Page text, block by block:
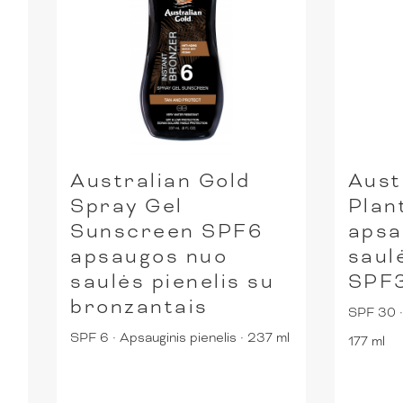
Australian Gold
Spray Gel
Sunscreen SPF6
apsaugos nuo
saulės pienelis su
bronzantais
SPF 6 · Apsauginis pienelis · 237 ml
SPF 30 ·
177 ml